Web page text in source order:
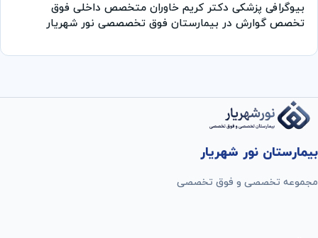
بیوگرافی پزشکی دکتر كريم خاوران متخصص داخلی فوق
تخصص گوارش در بیمارستان فوق تخصصصی نور شهریار
بیمارستان نور شهریار
مجموعه تخصصی و فوق تخصصی